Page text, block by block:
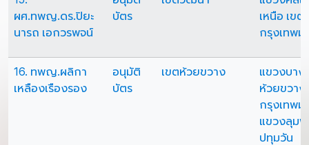
ผศ.ทพญ.ดร.ปิยะ
นารถ เอกวรพจน์
บัตร
เหนือ เข
กรุงเทพม
16. ทพญ.ผลิกา
เหลืองเรืองรอง
อนุมัติ
บัตร
เขตห้วยขวาง
แขวงบาง
ห้วยขวาง
กรุงเทพม
แขวงลุมพิ
ปทุมวัน